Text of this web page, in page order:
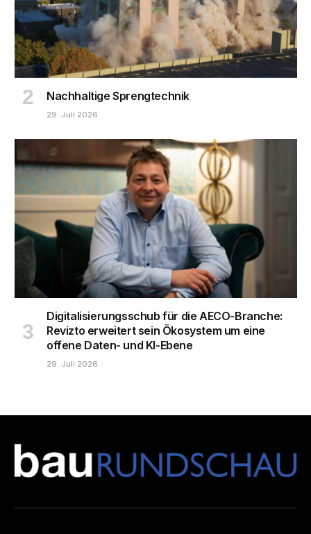
Nachhaltige Sprengtechnik
29. Juli 2026
Digitalisierungsschub für die AECO-Branche:
Revizto erweitert sein Ökosystem um eine
offene Daten- und KI-Ebene
29. Juli 2026